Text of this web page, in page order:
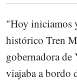
"Hoy iniciamos
histórico Tren
gobernadora de
viajaba a bordo